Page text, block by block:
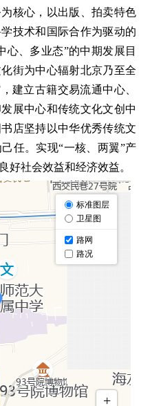
核心，以出版、拍卖特色
技术和国际合作为驱动的
心、多业态”的中期发展目
街为中心辐射北京乃至全
建立古籍交易流通中心、
展中心和传统文化文创中
店坚持以中华优秀传统文
任。实现“一核、两翼”产
好社会效益和经济效益。